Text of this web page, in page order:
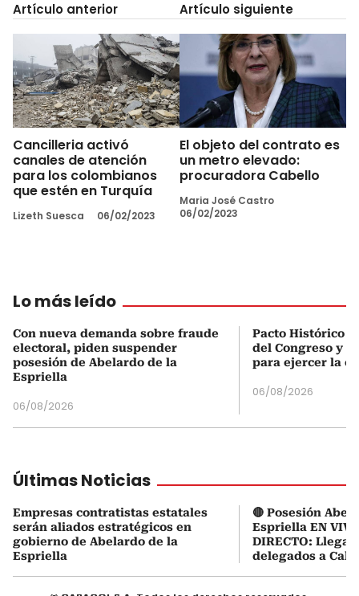
Artículo anterior
Cancilleria activó
canales de atención
para los colombianos
que estén en Turquía
Lizeth Suesca 06/02/2023
Artículo siguiente
El objeto del contrato es
un metro elevado:
procuradora Cabello
Maria José Castro
06/02/2023
Lo más leído
Con nueva demanda sobre fraude
electoral, piden suspender
posesión de Abelardo de la
Espriella
06/08/2026
Pacto Histórico
del Congreso y
para ejercer la
06/08/2026
Últimas Noticias
Empresas contratistas estatales
serán aliados estratégicos en
gobierno de Abelardo de la
Espriella
🔴 Posesión
Espriella EN
DIRECTO:
delegados a Cali